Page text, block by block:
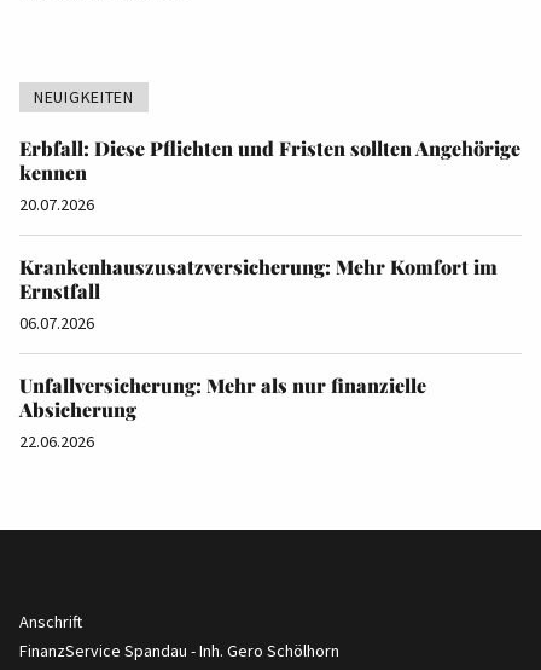
NEUIGKEITEN
Erbfall: Diese Pflichten und Fristen sollten Angehörige
kennen
20.07.2026
Krankenhauszusatzversicherung: Mehr Komfort im
Ernstfall
06.07.2026
Unfallversicherung: Mehr als nur finanzielle
Absicherung
22.06.2026
Anschrift
FinanzService Spandau - Inh. Gero Schölhorn